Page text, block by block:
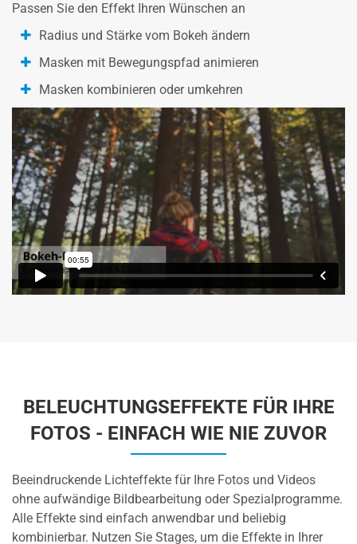
Passen Sie den Effekt Ihren Wünschen an
Radius und Stärke vom Bokeh ändern
Masken mit Bewegungspfad animieren
Masken kombinieren oder umkehren
BELEUCHTUNGSEFFEKTE FÜR IHRE
FOTOS - EINFACH WIE NIE ZUVOR
Beeindruckende Lichteffekte für Ihre Fotos und Videos
ohne aufwändige Bildbearbeitung oder Spezialprogramme.
Alle Effekte sind einfach anwendbar und beliebig
kombinierbar. Nutzen Sie Stages, um die Effekte in Ihrer